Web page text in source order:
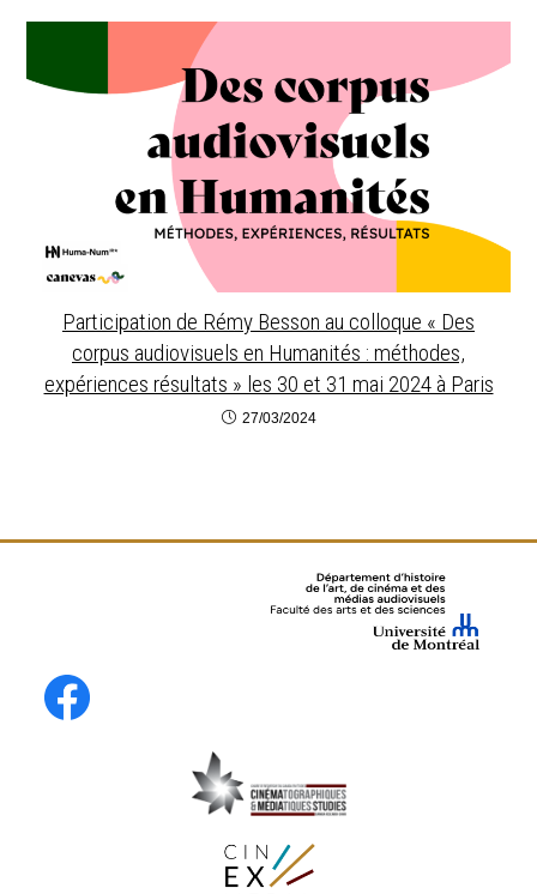
Participation de Rémy Besson au colloque « Des
corpus audiovisuels en Humanités : méthodes,
expériences résultats » les 30 et 31 mai 2024 à Paris
27/03/2024